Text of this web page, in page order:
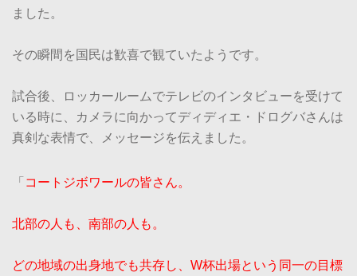
ました。
その瞬間を国民は歓喜で観ていたようです。
試合後、ロッカールームでテレビのインタビューを受けて
いる時に、カメラに向かってディディエ・ドログバさんは
真剣な表情で、メッセージを伝えました。
「 コートジボワールの皆さん。
北部の人も、南部の人も。
どの地域の出身地でも共存し、W杯出場という同一の目標